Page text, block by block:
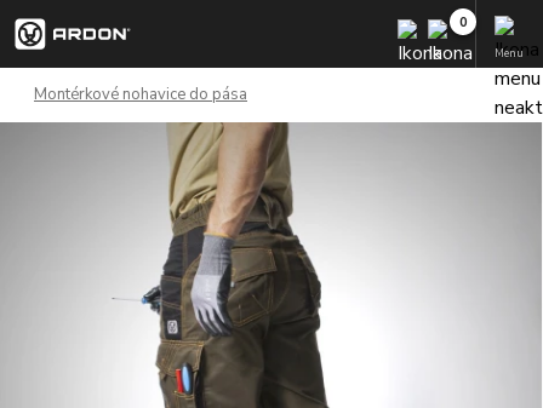
Menu
Montérkové nohavice do pása